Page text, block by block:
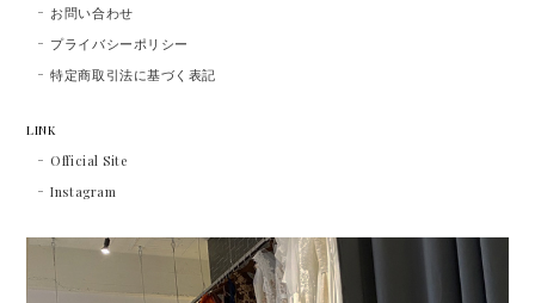
お問い合わせ
プライバシーポリシー
特定商取引法に基づく表記
LINK
Official Site
Instagram